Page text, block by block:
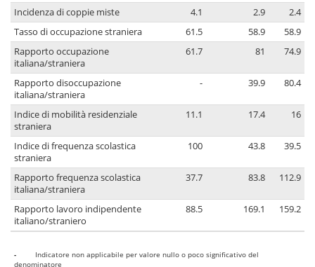
Incidenza di coppie miste
4.1 2.9
2.4
Tasso di occupazione straniera
61.5 58.9
58.9
Rapporto occupazione
italiana/straniera
61.7 81 74.9
Rapporto disoccupazione
italiana/straniera
- 39.9 80.4
Indice di mobilità residenziale
straniera
11.1 17.4 16
Indice di frequenza scolastica
straniera
100 43.8 39.5
Rapporto frequenza scolastica
italiana/straniera
37.7 83.8 112.9
Rapporto lavoro indipendente
italiano/straniero
88.5 169.1 159.2
-
Indicatore non applicabile per valore nullo o poco significativo del
denominatore